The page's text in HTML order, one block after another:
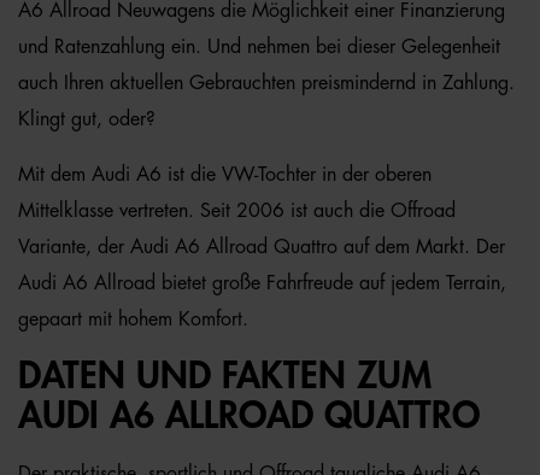
A6 Allroad Neuwagens die Möglichkeit einer Finanzierung
und Ratenzahlung ein. Und nehmen bei dieser Gelegenheit
auch Ihren aktuellen Gebrauchten preismindernd in Zahlung.
Klingt gut, oder?
Mit dem Audi A6 ist die VW-Tochter in der oberen
Mittelklasse vertreten. Seit 2006 ist auch die Offroad
Variante, der Audi A6 Allroad Quattro auf dem Markt. Der
Audi A6 Allroad bietet große Fahrfreude auf jedem Terrain,
gepaart mit hohem Komfort.
DATEN UND FAKTEN ZUM
AUDI A6 ALLROAD QUATTRO